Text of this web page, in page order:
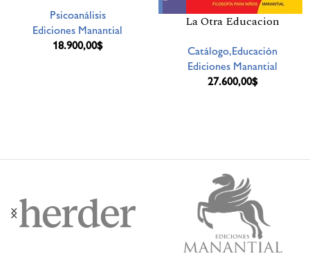
Psicoanálisis
Ediciones Manantial
18.900,00$
La Otra Educacion
Catálogo,Educación
Ediciones Manantial
27.600,00$